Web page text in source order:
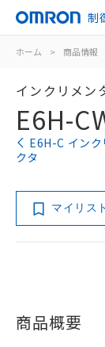
制
ホーム > 商品情報
インクリメン
E6H-
E6H-C イン
クタ
マイリス
商品概要